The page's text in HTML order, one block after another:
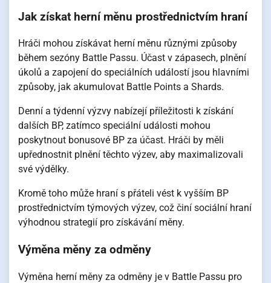
Jak získat herní měnu prostřednictvím hraní
Hráči mohou získávat herní měnu různými způsoby
během sezóny Battle Passu. Účast v zápasech, plnění
úkolů a zapojení do speciálních událostí jsou hlavními
způsoby, jak akumulovat Battle Points a Shards.
Denní a týdenní výzvy nabízejí příležitosti k získání
dalších BP, zatímco speciální události mohou
poskytnout bonusové BP za účast. Hráči by měli
upřednostnit plnění těchto výzev, aby maximalizovali
své výdělky.
Kromě toho může hraní s přáteli vést k vyšším BP
prostřednictvím týmových výzev, což činí sociální hraní
výhodnou strategií pro získávání měny.
Výměna měny za odměny
Výměna herní měny za odměny je v Battle Passu pro